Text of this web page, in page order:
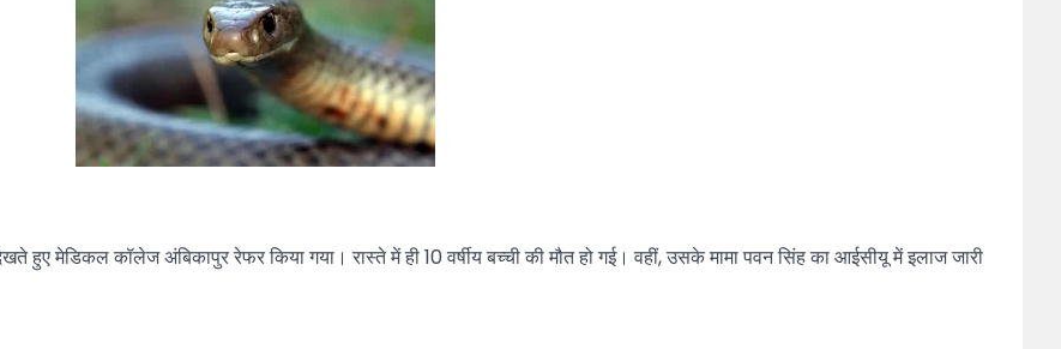
हुए मेडिकल कॉलेज अंबिकापुर रेफर किया गया। रास्ते में ही 10 वर्षीय बच्ची की मौत हो गई। वहीं, उसके मामा पवन सिंह का आईसीयू में इलाज जारी